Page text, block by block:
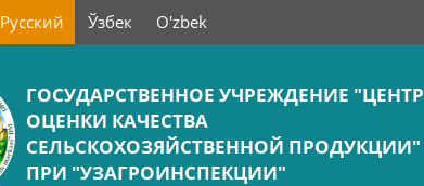
Русский Ўзбек O'zbek
ГОСУДАРСТВЕННОЕ УЧРЕЖДЕНИЕ "ЦЕНТР
ОЦЕНКИ КАЧЕСТВА
СЕЛЬСКОХОЗЯЙСТВЕННОЙ ПРОДУКЦИИ"
ПРИ "УЗАГРОИНСПЕКЦИИ"